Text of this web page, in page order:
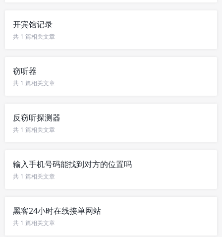
开宾馆记录
共 1 篇相关文章
窃听器
共 1 篇相关文章
反窃听探测器
共 1 篇相关文章
输入手机号码能找到对方的位置吗
共 1 篇相关文章
黑客24小时在线接单网站
共 1 篇相关文章